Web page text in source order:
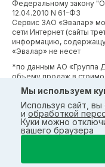
Федеральному закону
12.04.2010 N 61-ФЗ
Сервис ЗАО «Эвалар»
сети Интернет (сайты
информацию,
«Эвалар» не несет
*по данным АО «Группа
объему продаж в
БАД (без учета СТМ)
*Производственные
«Эвалар»
международных
Мы используем
Используя сайт,
и обработкой
Куки можно
вашего браузера